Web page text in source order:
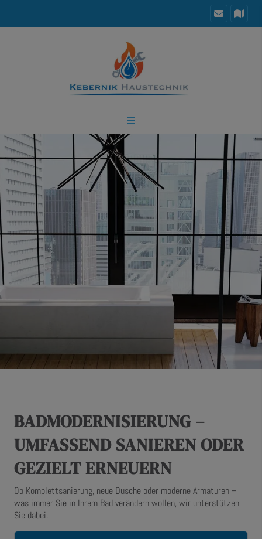
BADMODERNISIERUNG –
UMFASSEND SANIEREN ODER
GEZIELT ERNEUERN
Ob Komplettsanierung, neue Dusche oder moderne Armaturen –
was immer Sie in Ihrem Bad verändern wollen, wir unterstützen
Sie dabei.